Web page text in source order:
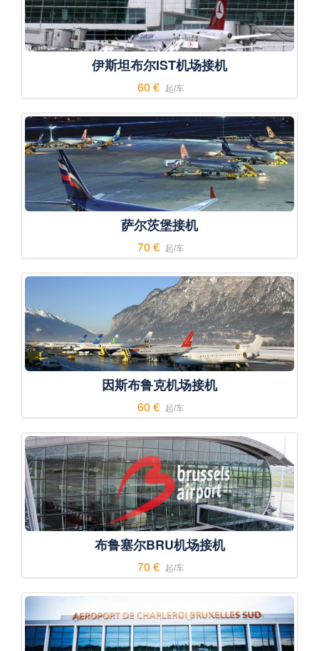
伊斯坦布尔IST机场接机
60 € 起/车
萨尔茨堡接机
70 € 起/车
因斯布鲁克机场接机
60 € 起/车
布鲁塞尔BRU机场接机
70 € 起/车